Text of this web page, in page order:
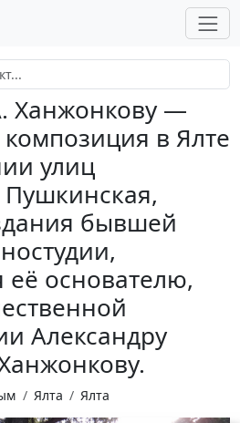
Ханжонкову —
композиция в Ялте
улиц
Пушкинская,
бывшей
основателю,
Александру
Ялта Ялта